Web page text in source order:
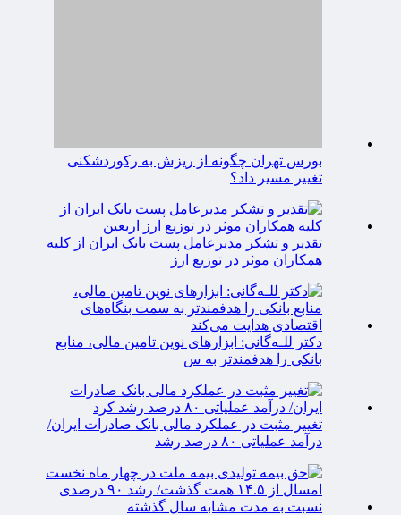
بورس تهران چگونه از ریزش به رکوردشکنی
تغییر مسیر داد؟
تقدیر و تشکر مدیرعامل پست بانک ایران از کلیه
همکاران موثر در توزیع ارز
دکتر للـه‌گانی: ابزارهای نوین تامین مالی، منابع
بانکی را هدفمندتر به س
تغییر مثبت در عملکرد مالی بانک صادرات ایران/
درآمد عملیاتی ۸۰ درصد رشد